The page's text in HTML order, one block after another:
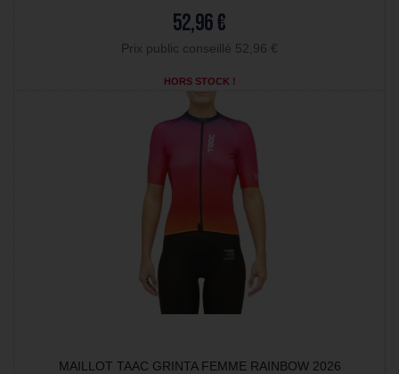
52,96 €
Prix public conseillé 52,96 €
HORS STOCK !
MAILLOT TAAC GRINTA FEMME RAINBOW 2026